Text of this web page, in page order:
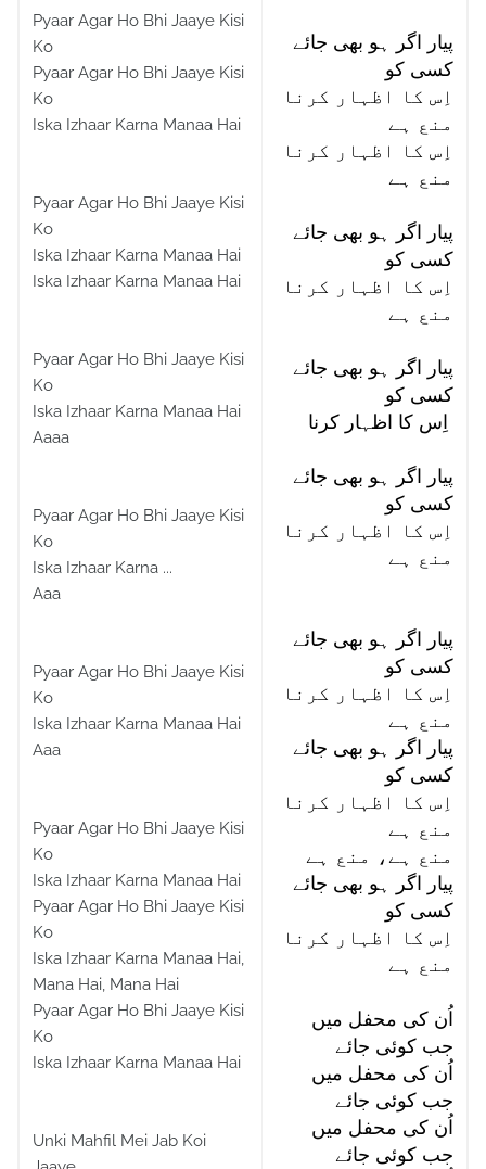
Pyaar Agar Ho Bhi Jaaye Kisi
Ko
Pyaar Agar Ho Bhi Jaaye Kisi
Ko
Iska Izhaar Karna Manaa Hai
Pyaar Agar Ho Bhi Jaaye Kisi
Ko
Iska Izhaar Karna Manaa Hai
Iska Izhaar Karna Manaa Hai
Pyaar Agar Ho Bhi Jaaye Kisi
Ko
Iska Izhaar Karna Manaa Hai
Aaaa
Pyaar Agar Ho Bhi Jaaye Kisi
Ko
Iska Izhaar Karna ...
Aaa
Pyaar Agar Ho Bhi Jaaye Kisi
Ko
Iska Izhaar Karna Manaa Hai
Aaa
Pyaar Agar Ho Bhi Jaaye Kisi
Ko
Iska Izhaar Karna Manaa Hai
Pyaar Agar Ho Bhi Jaaye Kisi
Ko
Iska Izhaar Karna Manaa Hai,
Mana Hai, Mana Hai
Pyaar Agar Ho Bhi Jaaye Kisi
Ko
Iska Izhaar Karna Manaa Hai
Unki Mahfil Mei Jab Koi
پیار اگر ہو بھی جائے
کسی کو
اِس کا اظہار کرنا
منع ہے
اِس کا اظہار کرنا
منع ہے
پیار اگر ہو بھی جائے
کسی کو
اِس کا اظہار کرنا
منع ہے
پیار اگر ہو بھی جائے
کسی کو
پیار اگر ہو بھی جائے
کسی کو
اِس کا اظہار کرنا
منع ہے
پیار اگر ہو بھی جائے
کسی کو
اِس کا اظہار کرنا
منع ہے
پیار اگر ہو بھی جائے
کسی کو
اِس کا اظہار کرنا
منع ہے
منع ہے، منع ہے
پیار اگر ہو بھی جائے
کسی کو
اِس کا اظہار کرنا
منع ہے
اُن کی محفل میں
جب کوئی جائے
اُن کی محفل میں
جب کوئی جائے
اُن کی محفل میں
جب کوئی جائے